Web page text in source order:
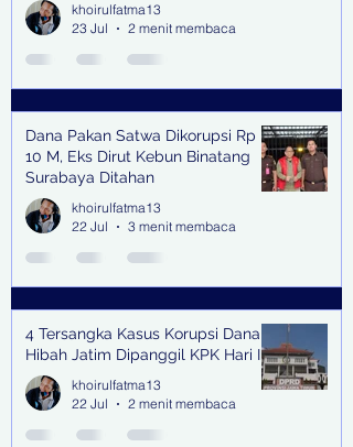
khoirulfatma13
23 Jul
2 menit membaca
Dana Pakan Satwa Dikorupsi Rp
10 M, Eks Dirut Kebun Binatang
Surabaya Ditahan
khoirulfatma13
22 Jul
3 menit membaca
4 Tersangka Kasus Korupsi Dana
Hibah Jatim Dipanggil KPK Hari Ini
khoirulfatma13
22 Jul
2 menit membaca